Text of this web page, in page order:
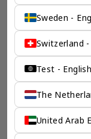
Sweden -
Switzerland -
Test - English
The
United Arab